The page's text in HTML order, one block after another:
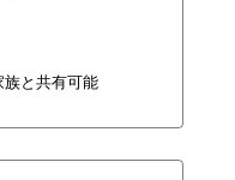
族と共有可能